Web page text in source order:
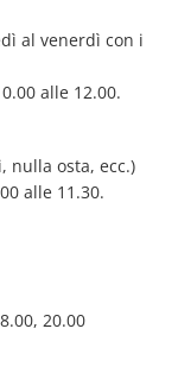
al venerdì con i
alle 12.00.
nulla osta, ecc.)
alle 11.30.
20.00